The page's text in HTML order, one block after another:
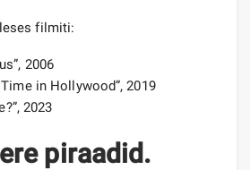
filmiti:
2006
in Hollywood”, 2019
2023
piraadid.